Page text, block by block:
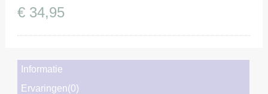
€ 34,95
Informatie
Ervaringen(0)